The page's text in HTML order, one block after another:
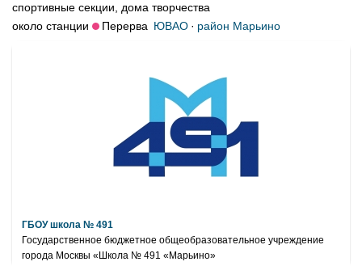
спортивные секции, дома творчества
около станции
Перерва ЮВАО· район Марьино
ГБОУ школа № 491
Государственное бюджетное общеобразовательное учреждение
города Москвы «Школа № 491 «Марьино»